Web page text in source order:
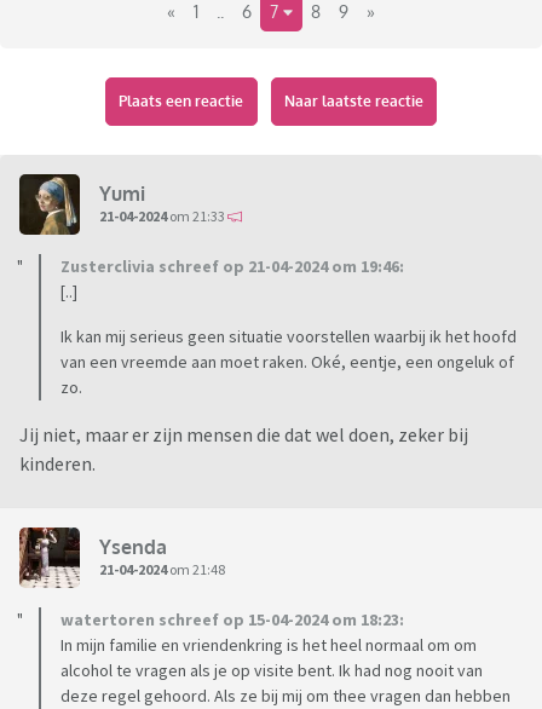
Niet voor 9 uur 's morgens aanbellen en niet na 21 uur in de
niet op de speaker.
Laat de nieuwe vlam van je vriend/vriendin met rust.
klaar bent.
Op het strand/zwembad, geen foto's maken van de mensen
om je heen.
Niet de rekening in 2en splitsen als jij je hebt vol laten lopen,
en de ander maar een paar drankjes heeft genomen.
« 1 6 7 8 9 »
Plaats een reactie Naar laatste reactie
Yumi
21-04-2024om 21:33
Zusterclivia schreef op 21-04-2024 om 19:46:
[..]
Ik kan mij serieus geen situatie voorstellen waarbij ik het hoofd
van een vreemde aan moet raken. Oké, eentje, een ongeluk of
zo.
Jij niet, maar er zijn mensen die dat wel doen, zeker bij
kinderen.
Ysenda
21-04-2024om 21:48
watertoren schreef op 15-04-2024 om 18:23:
In mijn familie en vriendenkring is het heel normaal om om
alcohol te vragen als je op visite bent. Ik had nog nooit van
deze regel gehoord. Als ze bij mij om thee vragen dan hebben